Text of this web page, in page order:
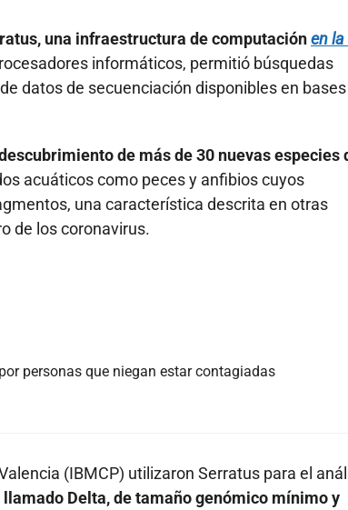
una infraestructura de computaciónen
informáticos, permitió búsquedas
datos de secuenciación disponibles en
de más de 30 nuevas especies
acuáticos como peces y anfibios cuyos
una característica descrita en otras
de los coronavirus.
personas que niegan estar contagiadas
(IBMCP) utilizaron Serratus para el
Delta, de tamaño genómico mínimo y